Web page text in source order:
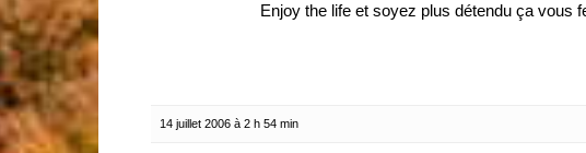
Enjoy the life et soyez plus détendu ça vous
14 juillet 2006 à 2 h 54 min